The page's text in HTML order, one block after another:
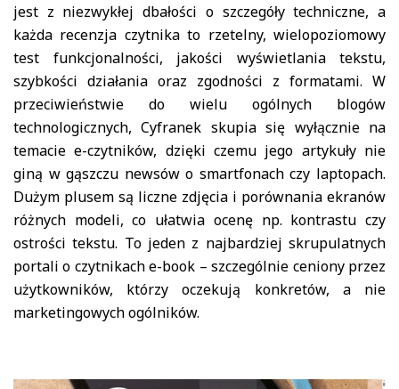
jest z niezwykłej dbałości o szczegóły techniczne, a
każda recenzja czytnika to rzetelny, wielopoziomowy
test funkcjonalności, jakości wyświetlania tekstu,
szybkości działania oraz zgodności z formatami. W
przeciwieństwie do wielu ogólnych blogów
technologicznych, Cyfranek skupia się wyłącznie na
temacie e-czytników, dzięki czemu jego artykuły nie
giną w gąszczu newsów o smartfonach czy laptopach.
Dużym plusem są liczne zdjęcia i porównania ekranów
różnych modeli, co ułatwia ocenę np. kontrastu czy
ostrości tekstu. To jeden z najbardziej skrupulatnych
portali o czytnikach e-book – szczególnie ceniony przez
użytkowników, którzy oczekują konkretów, a nie
marketingowych ogólników.